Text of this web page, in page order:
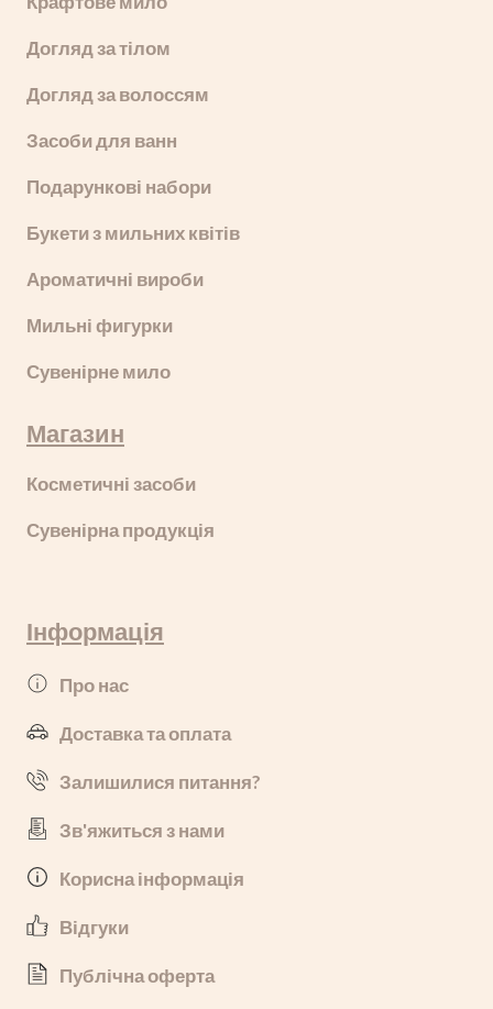
Догляд за тілом
Догляд за волоссям
Засоби для ванн
Подарункові набори
Букети з мильних квітів
Ароматичні вироби
Мильні фигурки
Сувенірне мило
Магазин
Косметичні засоби
Сувенірна продукція
Інформація
Про нас
Доставка та оплата
Залишилися питання?
Зв'яжиться з нами
Корисна інформація
Відгуки
Публічна оферта